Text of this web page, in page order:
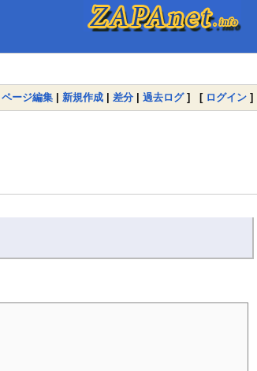
ページ編集 | 新規作成 | 差分 | 過去ログ] [ ログイン ]